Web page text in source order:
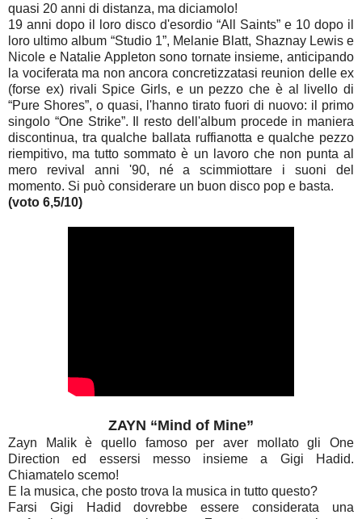
quasi 20 anni di distanza, ma diciamolo!
19 anni dopo il loro disco d'esordio “All Saints” e 10 dopo il
loro ultimo album “Studio 1”, Melanie Blatt, Shaznay Lewis e
Nicole e Natalie Appleton sono tornate insieme, anticipando
la vociferata ma non ancora concretizzatasi reunion delle ex
(forse ex) rivali Spice Girls, e un pezzo che è al livello di
“Pure Shores”, o quasi, l'hanno tirato fuori di nuovo: il primo
singolo “One Strike”. Il resto dell'album procede in maniera
discontinua, tra qualche ballata ruffianotta e qualche pezzo
riempitivo, ma tutto sommato è un lavoro che non punta al
mero revival anni '90, né a scimmiottare i suoni del
momento. Si può considerare un buon disco pop e basta.
(voto 6,5/10)
ZAYN “Mind of Mine”
Zayn Malik è quello famoso per aver mollato gli One
Direction ed essersi messo insieme a Gigi Hadid.
Chiamatelo scemo!
E la musica, che posto trova la musica in tutto questo?
Farsi Gigi Hadid dovrebbe essere considerata una